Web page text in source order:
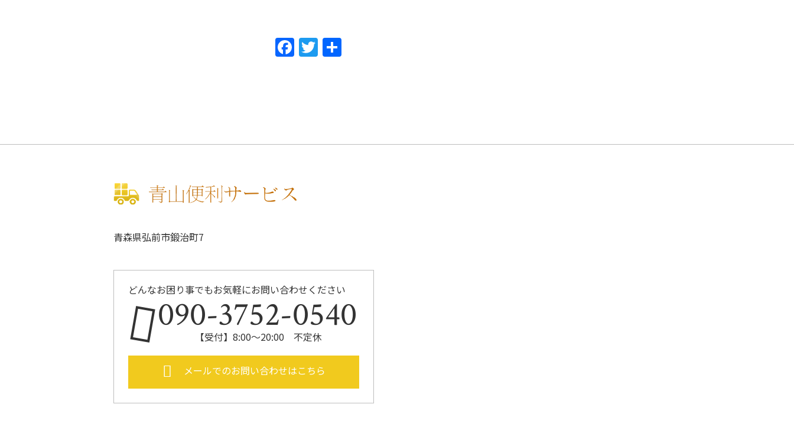
F
o
T
青森県弘前市鍛治町7
どんなお困り事でもお気軽にお問い合わせください
090-3752-0540
【受付】8:00～20:00 不定休
メールでのお問い合わせはこちら